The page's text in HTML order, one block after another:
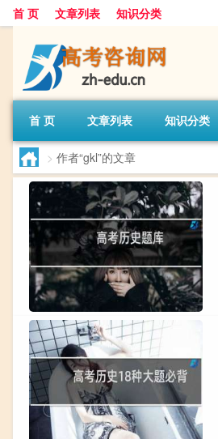
首 页 文章列表 知识分类
首 页 文章列表 知识分类
> 作者“gkl”的文章